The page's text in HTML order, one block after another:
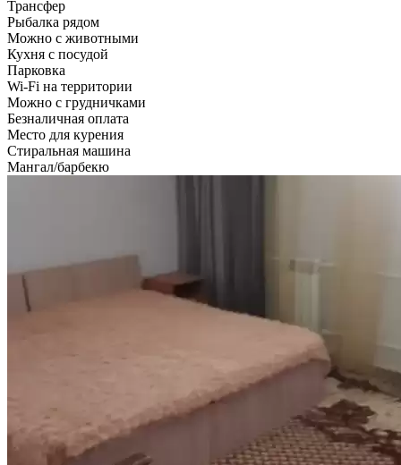
Трансфер
Рыбалка рядом
Можно с животными
Кухня с посудой
Парковка
Wi-Fi на территории
Можно с грудничками
Безналичная оплата
Место для курения
Стиральная машина
Мангал/барбекю